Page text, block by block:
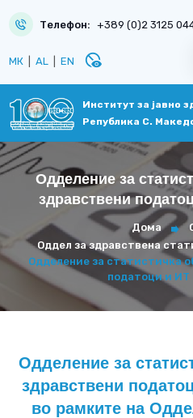
Телефон: +389 (0)2 3125
МК AL EN disabled_visible
Институт за јавно
Република С.
Одделение за
здравствени
Дома
Оддел за здравствена
Одделение за статистичка
податоци и ИТ
Одделение за
здравствени
во рамките на